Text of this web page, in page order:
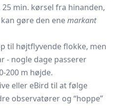
min. kørsel fra hinanden,
gøre den enemarkant
til højtflyvende flokke, men
- nogle dage passerer
200 m højde.
eller eBird til at følge
observatører og “hoppe”